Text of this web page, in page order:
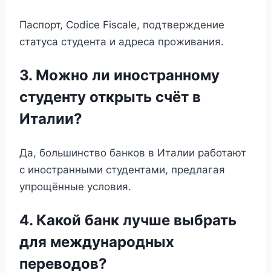
Паспорт, Codice Fiscale, подтверждение
статуса студента и адреса проживания.
3. Можно ли иностранному
студенту открыть счёт в
Италии?
Да, большинство банков в Италии работают
с иностранными студентами, предлагая
упрощённые условия.
4. Какой банк лучше выбрать
для международных
переводов?